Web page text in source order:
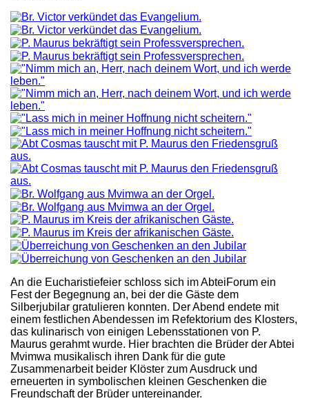
An die Eucharistiefeier schloss sich im AbteiForum ein
Fest der Begegnung an, bei der die Gäste dem
Silberjubilar gratulieren konnten. Der Abend endete mit
einem festlichen Abendessen im Refektorium des Klosters,
das kulinarisch von einigen Lebensstationen von P.
Maurus gerahmt wurde. Hier brachten die Brüder der Abtei
Mvimwa musikalisch ihren Dank für die gute
Zusammenarbeit beider Klöster zum Ausdruck und
erneuerten in symbolischen kleinen Geschenken die
Freundschaft der Brüder untereinander.